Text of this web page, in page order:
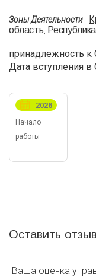
Зоны Деятельности-
область,
принадлежность к
Дата вступления
Начало
работы
2026
Оставить отзыв
Ваша оценка